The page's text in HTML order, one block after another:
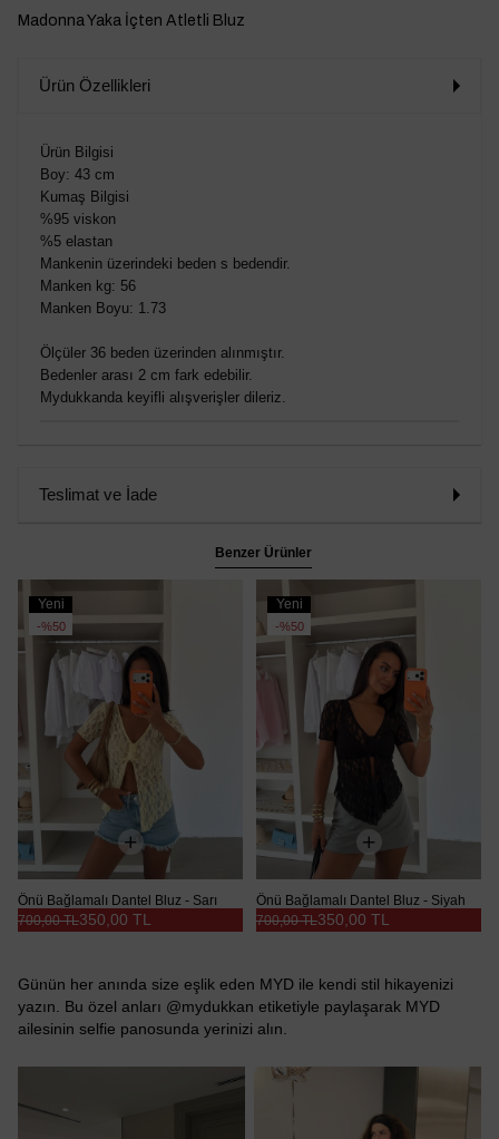
Madonna Yaka İçten Atletli Bluz
Ürün Özellikleri
Ürün Bilgisi
Boy: 43 cm
Kumaş Bilgisi
%95 viskon
%5 elastan
Mankenin üzerindeki beden s bedendir.
Manken kg: 56
Manken Boyu: 1.73
Ölçüler 36 beden üzerinden alınmıştır.
Bedenler arası 2 cm fark edebilir.
Mydukkanda keyifli alışverişler dileriz.
Teslimat ve İade
Benzer Ürünler
Yeni
Ürün
%50
Önü Bağlamalı Dantel Bluz - Sarı
350,00 TL
700,00 TL
Yeni
Ürün
%50
Önü Bağlamalı Dantel Bluz - Siyah
350,00 TL
700,00 TL
Günün her anında size eşlik eden MYD ile kendi stil hikayenizi
yazın. Bu özel anları @mydukkan etiketiyle paylaşarak MYD
ailesinin selfie panosunda yerinizi alın.